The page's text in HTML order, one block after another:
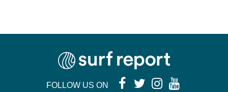
FOLLOW US ON